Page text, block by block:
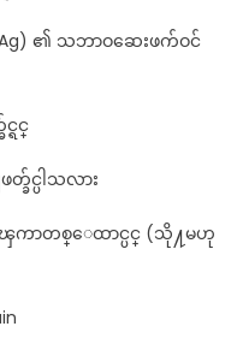
၏ သဘာဝဆေးဖက်ဝင်
ရင္
င္ပါသလား
ကာတစ္ေထာင္ပင္ (သို႔မဟု